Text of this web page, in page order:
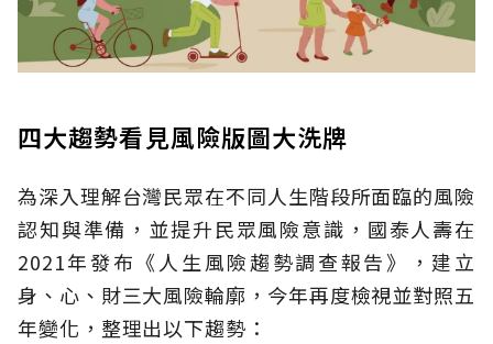
四大趨勢看見風險版圖大洗牌
為深入理解台灣民眾在不同人生階段所面臨的風險
認知與準備，並提升民眾風險意識，國泰人壽在
2021年發布《人生風險趨勢調查報告》，建立
身、心、財三大風險輪廓，今年再度檢視並對照五
年變化，整理出以下趨勢：